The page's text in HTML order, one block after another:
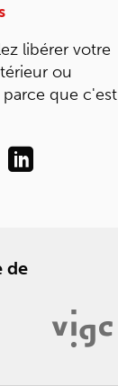
libérer votre
ou
que c'est
de